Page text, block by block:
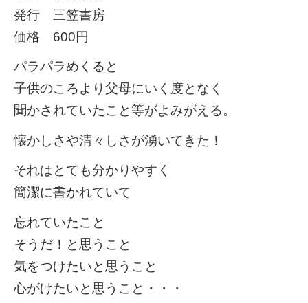
発行 三笠書房
価格 600円
パラパラめくると
子供のころより父母にいく度となく
聞かされていたこと等がよみがえる。
懐かしさや清々しさが湧いてきた！
それはとても分かりやすく
簡潔に書かれていて
忘れていたこと
そうだ！と思うこと
気をつけたいと思うこと
心がけたいと思うこと・・・